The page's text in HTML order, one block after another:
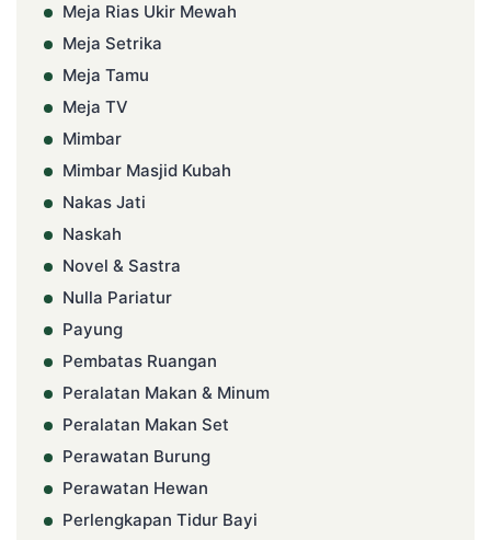
Meja Rias Ukir Mewah
Meja Setrika
Meja Tamu
Meja TV
Mimbar
Mimbar Masjid Kubah
Nakas Jati
Naskah
Novel & Sastra
Nulla Pariatur
Payung
Pembatas Ruangan
Peralatan Makan & Minum
Peralatan Makan Set
Perawatan Burung
Perawatan Hewan
Perlengkapan Tidur Bayi